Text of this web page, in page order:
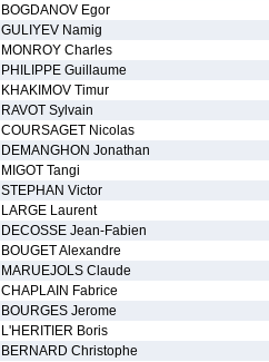
BOGDANOV Egor
GULIYEV Namig
MONROY Charles
PHILIPPE Guillaume
KHAKIMOV Timur
RAVOT Sylvain
COURSAGET Nicolas
DEMANGHON Jonathan
MIGOT Tangi
STEPHAN Victor
LARGE Laurent
DECOSSE Jean-Fabien
BOUGET Alexandre
MARUEJOLS Claude
CHAPLAIN Fabrice
BOURGES Jerome
L'HERITIER Boris
BERNARD Christophe